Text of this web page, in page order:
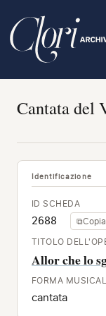
contenuto
principale
Cantata del
Identificazione
ID SCHEDA
2688 ⧉Copia
TITOLO
Allor che lo
FORMA
cantata